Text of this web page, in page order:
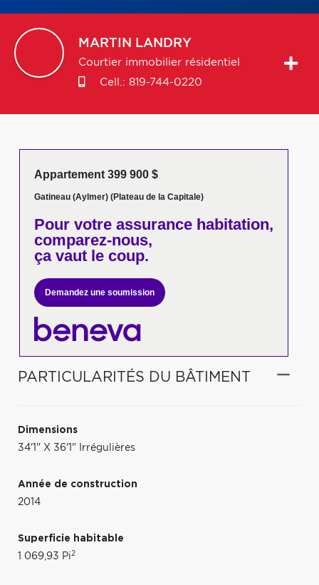
MARTIN LANDRY
Courtier immobilier résidentiel
Cell.: 819-744-0220
Appartement 399 900 $
Gatineau (Aylmer) (Plateau de la Capitale)
Pour votreassurance habitation,
comparez-nous,
ça vaut le coup.
Demandez une soumission
PARTICULARITÉS DU BÂTIMENT
Dimensions
34'1" X 36'1" Irrégulières
Année de construction
2014
Superficie habitable
1 069,93 Pi2